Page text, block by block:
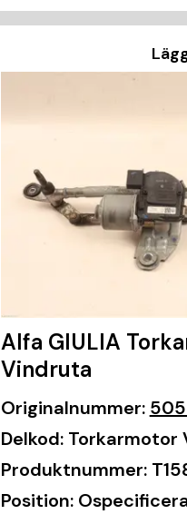
Alfa GIULIA
Vindruta
Originalnummer:
Delkod: Torkarmotor
Produktnummer:
Position: